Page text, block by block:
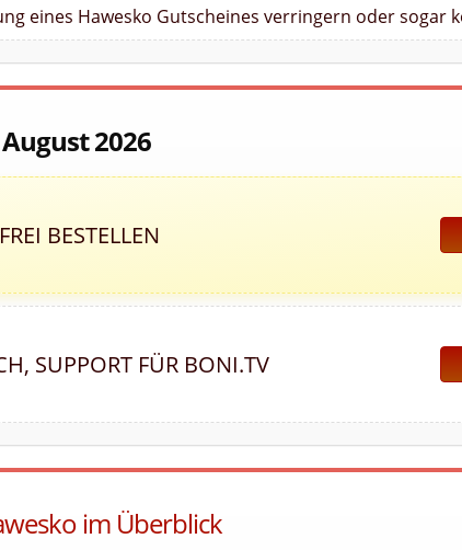
eines Hawesko Gutscheines verringern oder sogar
2026
BESTELLEN
SUPPORT FÜR BONI.TV
im Überblick